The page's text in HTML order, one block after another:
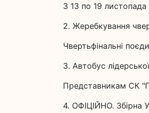
З 13 по 19
2. Жеребкування
Чвертьфінальні
3. Автобус
Представникам СК
4. ОФІЦІЙНО. Збірна